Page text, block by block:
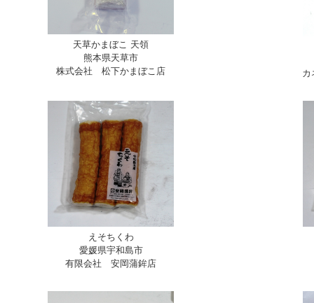
天草かまぼこ 天領
熊本県天草市
株式会社 松下かまぼこ店
カ
えそちくわ
愛媛県宇和島市
有限会社 安岡蒲鉾店